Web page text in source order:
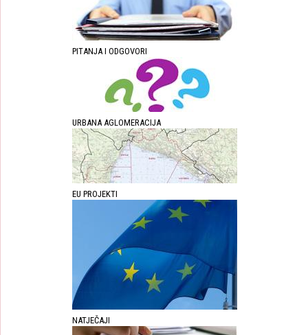
PITANJA I ODGOVORI
URBANA AGLOMERACIJA
EU PROJEKTI
NATJEČAJI